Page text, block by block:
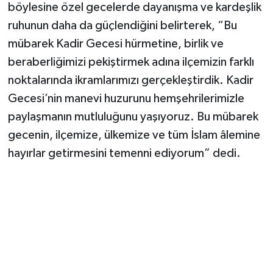
böylesine özel gecelerde dayanışma ve kardeşlik
ruhunun daha da güçlendiğini belirterek, “Bu
mübarek Kadir Gecesi hürmetine, birlik ve
beraberliğimizi pekiştirmek adına ilçemizin farklı
noktalarında ikramlarımızı gerçekleştirdik. Kadir
Gecesi’nin manevi huzurunu hemşehrilerimizle
paylaşmanın mutluluğunu yaşıyoruz. Bu mübarek
gecenin, ilçemize, ülkemize ve tüm İslam âlemine
hayırlar getirmesini temenni ediyorum” dedi.